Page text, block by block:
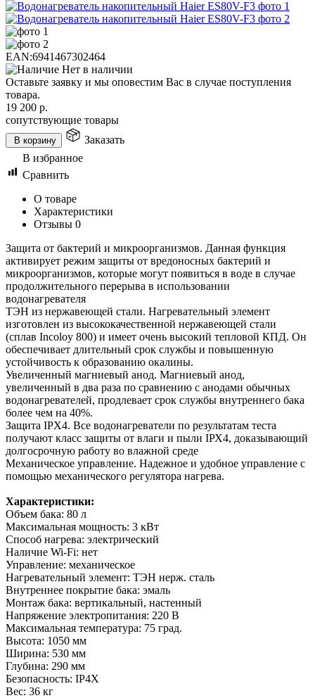
EAN:6941467302464
Нет в наличии
Оставьте заявку и мы оповестим Вас в случае поступления
товара.
19 200 р.
сопутствующие товары
В корзину
Заказать
В избранное
Сравнить
О товаре
Характеристики
Отзывы 0
Защита от бактерий и микроорганизмов. Данная функция
активирует режим защиты от вредоносных бактерий и
микроорганизмов, которые могут появиться в воде в случае
продолжительного перерыва в использовании
водонагревателя
ТЭН из нержавеющей стали. Нагревательный элемент
изготовлен из высококачественной нержавеющей стали
(сплав Incoloy 800) и имеет очень высокий тепловой КПД. Он
обеспечивает длительный срок службы и повышенную
устойчивость к образованию окалины.
Увеличенный магниевый анод. Магниевый анод,
увеличенный в два раза по сравнению с анодами обычных
водонагревателей, продлевает срок службы внутреннего бака
более чем на 40%.
Защита IPX4. Все водонагреватели по результатам теста
получают класс защиты от влаги и пыли IРХ4, доказывающий
долгосрочную работу во влажной среде
Механическое управление. Надежное и удобное управление с
помощью механического регулятора нагрева.
Характеристики:
Объем бака: 80 л
Максимальная мощность: 3 кВт
Способ нагрева: электрический
Наличие Wi-Fi: нет
Управление: механическое
Нагревательный элемент: ТЭН нерж. сталь
Внутреннее покрытие бака: эмаль
Монтаж бака: вертикальный, настенный
Напряжение электропитания: 220 В
Максимальная температура: 75 град.
Высота: 1050 мм
Ширина: 530 мм
Глубина: 290 мм
Безопасность: IP4X
Вес: 36 кг